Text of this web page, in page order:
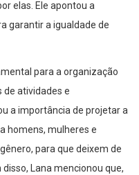
elas. Ele apontou a
garantir a igualdade de
para a organização
de atividades e
a importância de projetar a
homens, mulheres e
para que deixem de
Lana mencionou que,